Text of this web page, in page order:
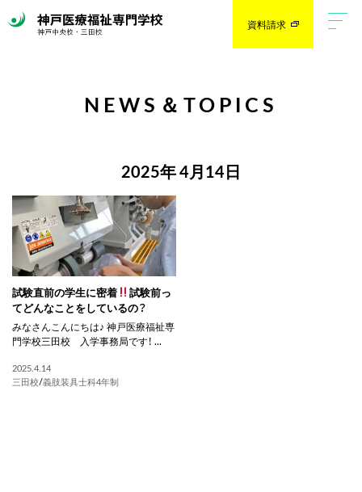
資料請求
NEWS＆TOPICS
2025年 4月14日
試験直前の学生に密着
試験前っ
てどんなことをしているの？
みなさんこんにちは♪ 神戸医療福祉専
門学校三田校 入学事務局です！ ...
2025.4.14
三田校/義肢装具士科4年制